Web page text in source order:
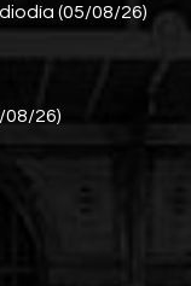
(05/08/26)
08/26)